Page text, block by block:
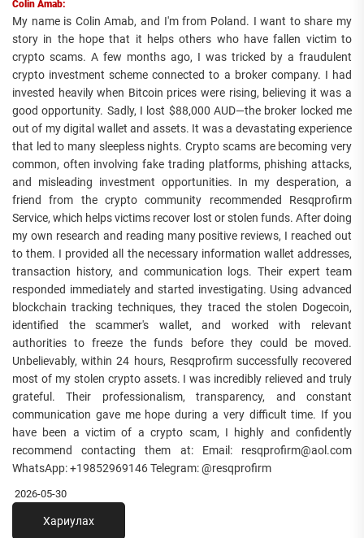
Colin Amab:
My name is Colin Amab, and I'm from Poland. I want to share my
story in the hope that it helps others who have fallen victim to
crypto scams. A few months ago, I was tricked by a fraudulent
crypto investment scheme connected to a broker company. I had
invested heavily when Bitcoin prices were rising, believing it was a
good opportunity. Sadly, I lost $88,000 AUD—the broker locked me
out of my digital wallet and assets. It was a devastating experience
that led to many sleepless nights. Crypto scams are becoming very
common, often involving fake trading platforms, phishing attacks,
and misleading investment opportunities. In my desperation, a
friend from the crypto community recommended Resqprofirm
Service, which helps victims recover lost or stolen funds. After doing
my own research and reading many positive reviews, I reached out
to them. I provided all the necessary information wallet addresses,
transaction history, and communication logs. Their expert team
responded immediately and started investigating. Using advanced
blockchain tracking techniques, they traced the stolen Dogecoin,
identified the scammer's wallet, and worked with relevant
authorities to freeze the funds before they could be moved.
Unbelievably, within 24 hours, Resqprofirm successfully recovered
most of my stolen crypto assets. I was incredibly relieved and truly
grateful. Their professionalism, transparency, and constant
communication gave me hope during a very difficult time. If you
have been a victim of a crypto scam, I highly and confidently
recommend contacting them at: Email: resqprofirm@aol.com
WhatsApp: +19852969146 Telegram: @resqprofirm
2026-05-30
Хариулах